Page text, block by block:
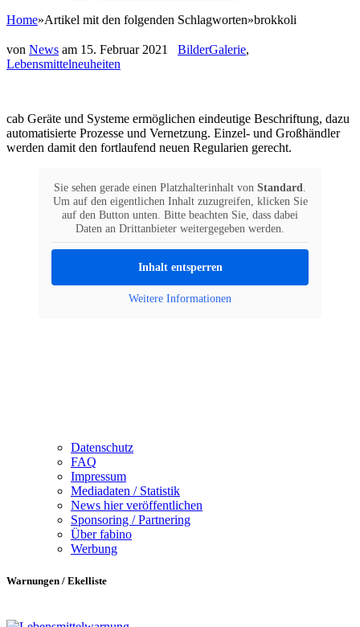
Home»Artikel mit den folgenden Schlagworten»brokkoli
von News am 15. Februar 2021 BilderGalerie,
Lebensmittelneuheiten
cab Geräte und Systeme ermöglichen eindeutige Beschriftung, dazu
automatisierte Prozesse und Vernetzung. Einzel- und Großhändler
werden damit den fortlaufend neuen Regularien gerecht.
Sie sehen gerade einen Platzhalterinhalt von Standard.
Um auf den eigentlichen Inhalt zuzugreifen, klicken Sie
auf den Button unten. Bitte beachten Sie, dass dabei
Daten an Drittanbieter weitergegeben werden.
Inhalt entsperren
Weitere Informationen
Datenschutz
FAQ
Impressum
Mediadaten / Statistik
News hier veröffentlichen
Sponsoring / Partnering
Über fabino
Werbung
Warnungen / Ekelliste